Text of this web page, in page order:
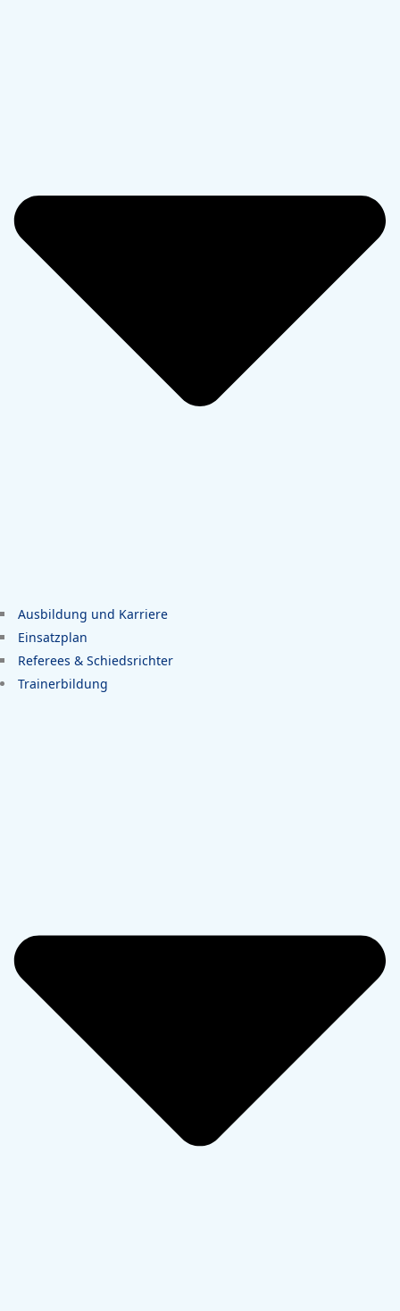
Ausbildung und Karriere
Einsatzplan
Referees & Schiedsrichter
Trainerbildung